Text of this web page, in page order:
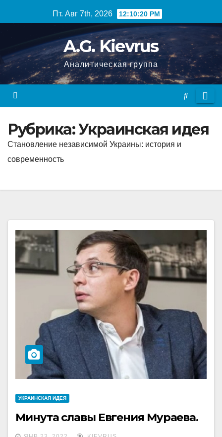
к
Пт. Авг 7th, 2026 12:10:22 PM
A.G. Kievrus
Аналитическая группа
Рубрика: Украинcкая идея
Становление независимой Украины: история и
современность
УКРАИНCКАЯ ИДЕЯ
Минута славы Евгения Мураева.